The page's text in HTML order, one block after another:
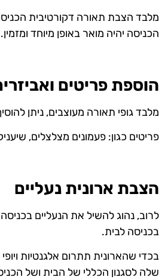
מלבד הצבת תאורה דקורטיבית
הכניסה יהיה מואר באופן מיוחד ומזמין.
הוספת פריטים
מלבד גופי תאורה מעוצבים, ניתן
פריטים כגון: פעמונים מצלצלים,
הצבת ארונית נעליים
לרוב, נהוג להשיל את הנעליים
בכניסה לבית.
בכדי שהארונית תתרום אלגנטיות
שלה לסגנון הכללי של הבית ושל